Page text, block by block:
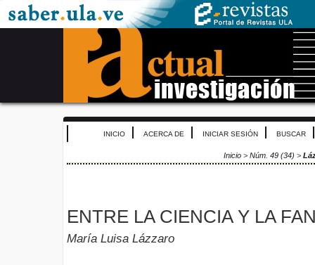
INICIO ACERCA DE INICIAR SESIÓN BUSCAR
Inicio> Núm. 49 (34) >
ENTRE LA CIENCIA Y LA
María Luisa Lázzaro